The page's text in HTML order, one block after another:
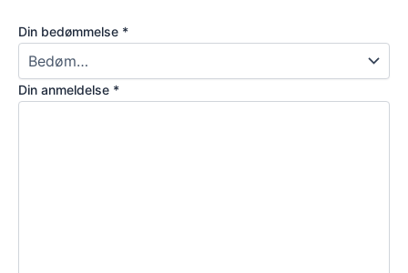
Din bedømmelse *
Din anmeldelse *